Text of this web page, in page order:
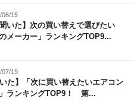
06/15
聞いた】次の買い替えで選びたい
メーカー」ランキングTOP9...
07/19
いた】「次に買い替えたいエアコン
ランキングTOP9！ 第...